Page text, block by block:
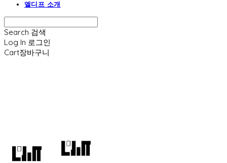
엘디프 소개
Search 검색
Log In 로그인
Cart장바구니